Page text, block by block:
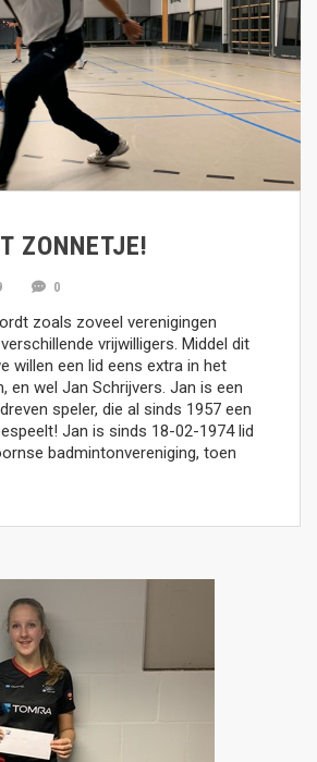
ZONNETJE!
0
zoals zoveel verenigingen
vrijwilligers. Middel dit
willen een lid eens extra in het
en wel Jan Schrijvers. Jan is een
speler, die al sinds 1957 een
Jan is sinds 18-02-1974 lid
badmintonvereniging, toen